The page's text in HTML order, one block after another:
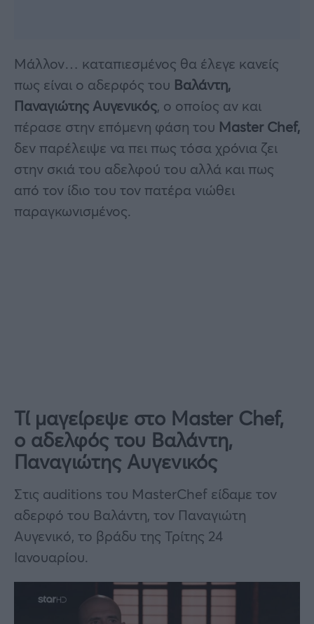
Μάλλον… καταπιεσμένος θα έλεγε κανείς
πως είναι ο αδερφός του Βαλάντη,
Παναγιώτης Αυγενικός, ο οποίος αν και
πέρασε στην επόμενη φάση του Master Chef,
δεν παρέλειψε να πει πως τόσα χρόνια ζει
στην σκιά του αδελφού του αλλά και πως
από τον ίδιο του τον πατέρα νιώθει
παραγκωνισμένος.
Τί μαγείρεψε στο Master Chef,
ο αδελφός του Βαλάντη,
Παναγιώτης Αυγενικός
Στις auditions του MasterChef είδαμε τον
αδερφό του Βαλάντη, τον Παναγιώτη
Αυγενικό, το βράδυ της Τρίτης 24
Ιανουαρίου.